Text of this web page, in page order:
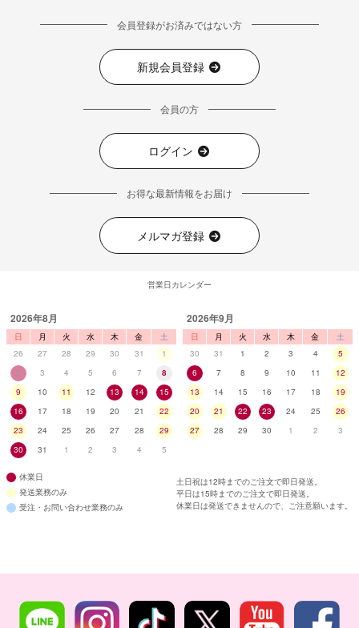
会員登録がお済みではない方
新規会員登録
会員の方
ログイン
お得な最新情報をお届け
メルマガ登録
営業日カレンダー
2026年8月
日 月 火 水 木 金
土
26
27 28 29 30 31
1
2
3 4 5 6 7
8
9
10 11 12 13 14
15
16
17 18 19 20 21
22
23
24 25 26 27 28
29
30
31 1 2 3 4 5
2026年9月
日 月 火 水 木 金
土
30
31 1 2 3 4
5
6
7 8 9 10 11
12
13
14 15 16 17 18
19
20
21 22 23 24 25
26
27
28 29 30 1 2 3
休業日
発送業務のみ
受注・お問い合わせ業務のみ
土日祝は12時までのご注文で即日発送。
平日は15時までのご注文で即日発送。
休業日は発送できませんので、ご注意願います。